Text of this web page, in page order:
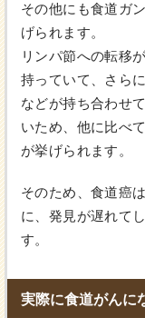
その他にも食道ガ
げられます。
リンパ節への転移
持っていて、さら
などが持ち合わせ
いため、他に比べ
が挙げられます。
そのため、食道癌
に、発見が遅れて
す。
実際に食道がんに